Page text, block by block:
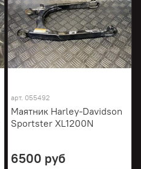
арт. 055492
Маятник Harley-Davidson
Sportster XL1200N
6500 руб